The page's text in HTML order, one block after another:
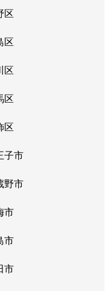
区
区
区
区
区
子市
野市
市
市
市